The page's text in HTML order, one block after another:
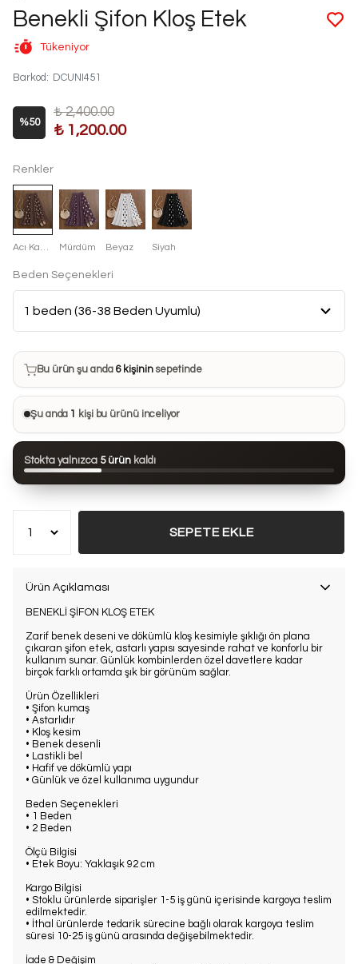
Benekli Şifon Kloş Etek
Tükeniyor
Barkod : DCUNI451
%50
₺ 2,400.00
₺ 1,200.00
Renkler
Mürdüm Beyaz Siyah
Beden Seçenekleri
Bu ürün son 7 günde6 kezsatın alındı
Bu ürün şu anda 6 kişininsepetinde
Bu ürünü 22 kişi favorilerine ekledi
Bu ürün son 24 saatte110 kezgörüntülendi
Şu anda 1 kişi bu ürünü inceliyor
Stokta yalnızca 5 ürün kaldı
SEPETE EKLE
Ürün Açıklaması
BENEKLİ ŞİFON KLOŞ ETEK
Zarif benek deseni ve dökümlü kloş kesimiyle şıklığı ön plana
çıkaran şifon etek, astarlı yapısı sayesinde rahat ve konforlu bir
kullanım sunar. Günlük kombinlerden özel davetlere kadar
birçok farklı ortamda şık bir görünüm sağlar.
Ürün Özellikleri
• Şifon kumaş
• Astarlıdır
• Kloş kesim
• Benek desenli
• Lastikli bel
• Hafif ve dökümlü yapı
• Günlük ve özel kullanıma uygundur
Beden Seçenekleri
• 1 Beden
• 2 Beden
Ölçü Bilgisi
• Etek Boyu: Yaklaşık 92 cm
Kargo Bilgisi
• Stoklu ürünlerde siparişler 1-5 iş günü içerisinde kargoya teslim
edilmektedir.
• İthal ürünlerde tedarik sürecine bağlı olarak kargoya teslim
süresi 10-25 iş günü arasında değişebilmektedir.
İade & Değişim